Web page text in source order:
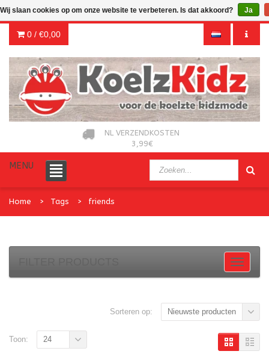
0 / €0,00
NL VERZENDKOSTEN
3,99€
MENU
Home Tags friends
Sorteren op: Nieuwste producten
Toon: 24
Wij slaan cookies op om onze website te verbeteren. Is dat akkoord? Ja